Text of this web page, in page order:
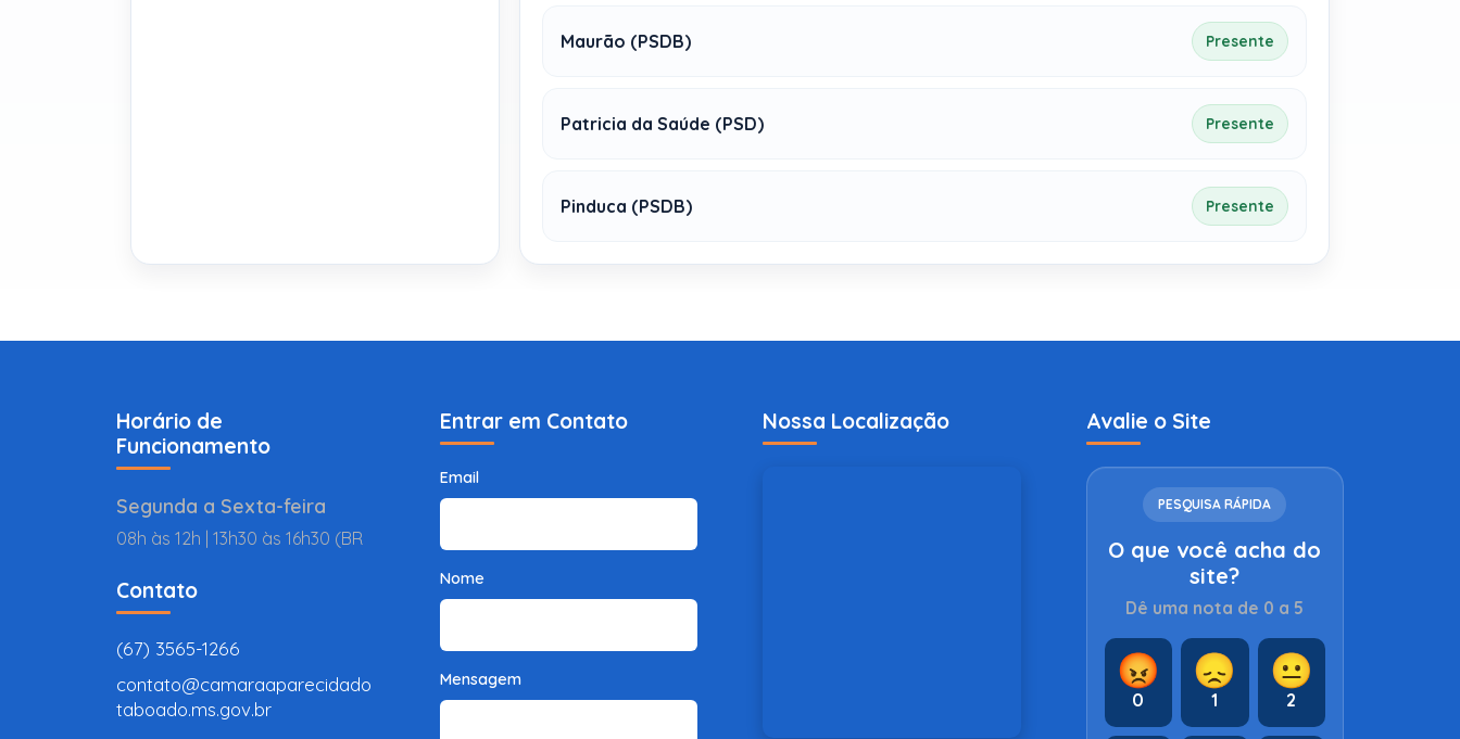
Maurão (PSDB) Presente
Patricia da Saúde (PSD) Presente
Pinduca (PSDB) Presente
Horário de
Funcionamento
Segunda a Sexta-feira
08h às 12h | 13h30 às 16h30 (BR
Contato
(67) 3565-1266
contato@camaraaparecidado
taboado.ms.gov.br
Entrar em Contato
Email
Nome
Mensagem
Nossa Localização Avalie o Site
PESQUISA RÁPIDA
O que você acha do
site?
Dê uma nota de 0 a 5
😡
0
😞
1
😐
2